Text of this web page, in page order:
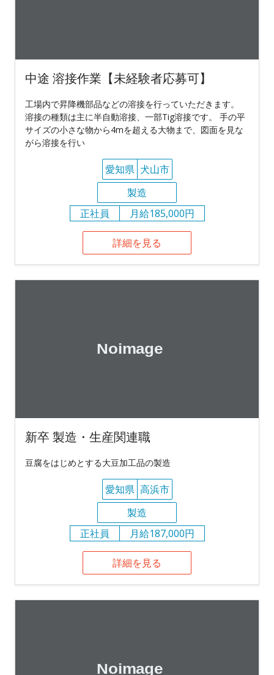
中途 溶接作業【未経験者応募可】
工場内で昇降機部品などの溶接を行っていただきます。
溶接の種類は主に半自動溶接、一部Tig溶接です。 手の平
サイズの小さな物から4mを超える大物まで、図面を見な
がら溶接を行い
愛知県 犬山市
製造
正社員
月給185,000円
詳細を見る
新卒 製造・生産関連職
豆腐をはじめとする大豆加工品の製造
愛知県 高浜市
製造
正社員
月給187,000円
詳細を見る